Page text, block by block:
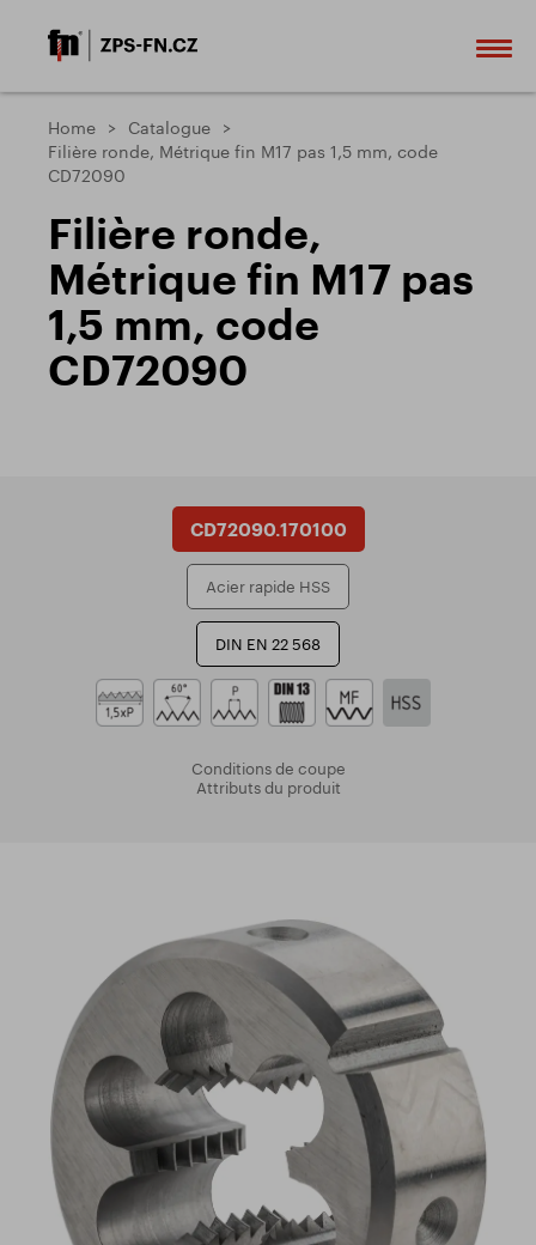
Home
Catalogue
Filière ronde, Métrique fin M17 pas 1,5 mm, code
CD72090
Filière ronde,
Métrique fin M17 pas
1,5 mm, code
CD72090
CD72090.170100
Acier rapide HSS
DIN EN 22 568
Conditions de coupe
Attributs du produit